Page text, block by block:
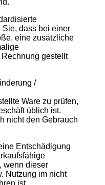
dass bei einer
eine zusätzliche
gestellt
/
Ware zu prüfen,
üblich ist.
nicht den Gebrauch
Entschädigung
wenn dieser
Nutzung im nicht
ist.